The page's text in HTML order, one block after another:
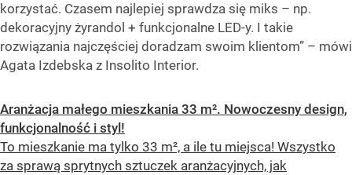
korzystać. Czasem najlepiej sprawdza się miks – np.
dekoracyjny żyrandol + funkcjonalne LED-y. I takie
rozwiązania najczęściej doradzam swoim klientom” – mówi
Agata Izdebska z Insolito Interior.
Aranżacja małego mieszkania 33 m². Nowoczesny design,
funkcjonalność i styl!
To mieszkanie ma tylko 33 m², a ile tu miejsca! Wszystko
za sprawą sprytnych sztuczek aranżacyjnych, jak